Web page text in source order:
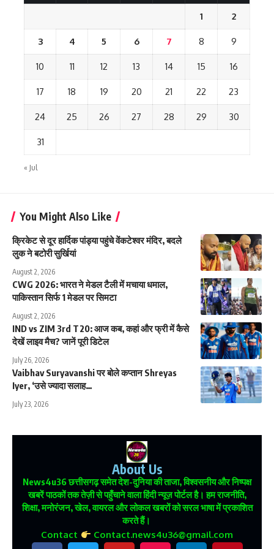
1 2
3 4 5 6 7 8 9
10 11 12 13 14 15 16
17 18 19 20 21 22 23
24 25 26 27 28 29 30
31
« Jul
You Might Also Like
क्रिकेट से दूर हार्दिक पांड्या पहुंचे वेंकटेश्वर मंदिर, बदले
लुक ने बटोरी सुर्खियां
August 2, 2026
CWG 2026: भारत ने मेडल टैली में मचाया धमाल,
पाकिस्तान सिर्फ 1 मेडल पर सिमटा
August 2, 2026
IND vs ZIM 3rd T20: आज कब, कहां और फ्री में कैसे
देखें लाइव मैच? जानें पूरी डिटेल
July 26, 2026
Vaibhav Suryavanshi पर बोले कप्तान Shreyas
Iyer, ‘उसे ज्यादा सलाह…
July 23, 2026
About Us
News4u36छत्तीसगढ़ समेत देश-दुनिया की ताजा, विश्वसनीय और निष्पक्ष
खबरें पाठकों तक तेज़ी से पहुँचाने वाला हिंदी न्यूज़ पोर्टल है। हम राजनीति,
शिक्षा, मनोरंजन, खेल, वायरल और लोकल खबरों को सरल भाषा में प्रकाशित
करते हैं।
Contact Contact.news4u36@gmail.com